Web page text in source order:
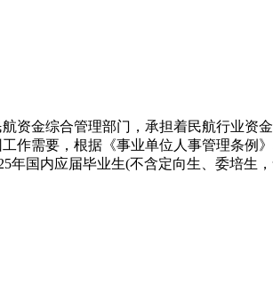
资金综合管理部门，承担着民航行业资
需要，根据《事业单位人事管理条例
国内应届毕业生(不含定向生、委培生